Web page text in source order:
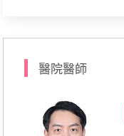
醫院醫師